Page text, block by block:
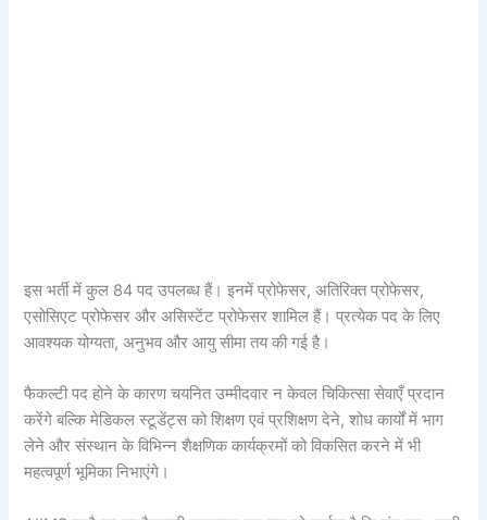
इस भर्ती में कुल 84 पद उपलब्ध हैं। इनमें प्रोफेसर, अतिरिक्त प्रोफेसर,
एसोसिएट प्रोफेसर और असिस्टेंट प्रोफेसर शामिल हैं। प्रत्येक पद के लिए
आवश्यक योग्यता, अनुभव और आयु सीमा तय की गई है।
फैकल्टी पद होने के कारण चयनित उम्मीदवार न केवल चिकित्सा सेवाएँ प्रदान
करेंगे बल्कि मेडिकल स्टूडेंट्स को शिक्षण एवं प्रशिक्षण देने, शोध कार्यों में भाग
लेने और संस्थान के विभिन्न शैक्षणिक कार्यक्रमों को विकसित करने में भी
महत्वपूर्ण भूमिका निभाएंगे।